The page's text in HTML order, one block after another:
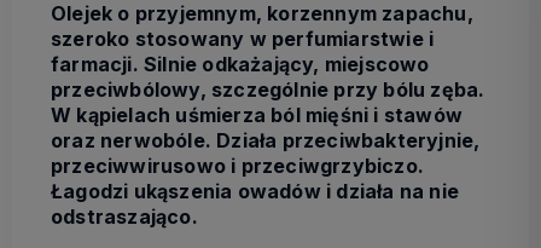
Olejek o przyjemnym, korzennym zapachu,
szeroko stosowany w perfumiarstwie i
farmacji. Silnie odkażający, miejscowo
przeciwbólowy, szczególnie przy bólu zęba.
W kąpielach uśmierza ból mięśni i stawów
oraz nerwobóle. Działa przeciwbakteryjnie,
przeciwwirusowo i przeciwgrzybiczo.
Łagodzi ukąszenia owadów i działa na nie
odstraszająco.